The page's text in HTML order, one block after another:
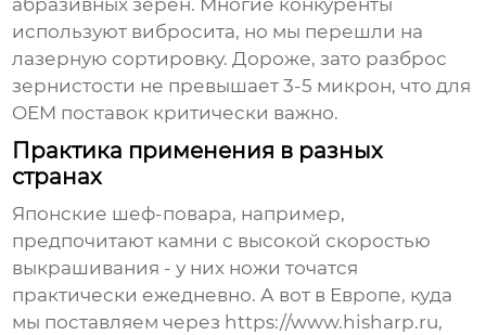
абразивных зёрен. Многие конкуренты
используют вибросита, но мы перешли на
лазерную сортировку. Дороже, зато разброс
зернистости не превышает 3-5 микрон, что для
OEM поставок критически важно.
Практика применения в разных
странах
Японские шеф-повара, например,
предпочитают камни с высокой скоростью
выкрашивания - у них ножи точатся
практически ежедневно. А вот в Европе, куда
мы поставляем через https://www.hisharp.ru,